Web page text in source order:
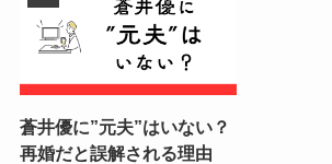
蒼井優に”元夫”はいない？
再婚だと誤解される理由